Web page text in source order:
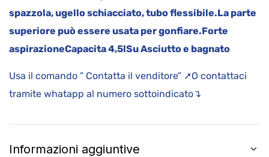
spazzola, ugello schiacciato, tubo flessibile.La parte
superiore può essere usata per gonfiare.Forte
aspirazioneCapacita 4,5lSu Asciutto e bagnato
Usa il comando ” Contatta il venditore” ➚O contattaci
tramite whatapp al numero sottoindicato↴
Informazioni aggiuntive